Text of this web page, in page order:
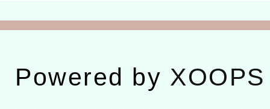
Powered by XOOPS